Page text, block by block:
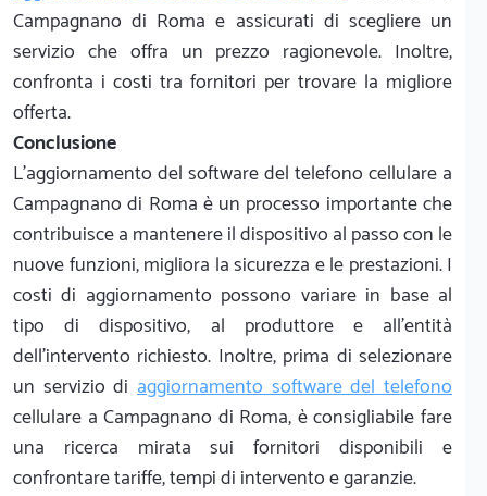
Campagnano di Roma e assicurati di scegliere un
servizio che offra un prezzo ragionevole. Inoltre,
confronta i costi tra fornitori per trovare la migliore
offerta.
Conclusione
L'aggiornamento del software del telefono cellulare a
Campagnano di Roma è un processo importante che
contribuisce a mantenere il dispositivo al passo con le
nuove funzioni, migliora la sicurezza e le prestazioni. I
costi di aggiornamento possono variare in base al
tipo di dispositivo, al produttore e all'entità
dell'intervento richiesto. Inoltre, prima di selezionare
un servizio di aggiornamento software del telefono
cellulare a Campagnano di Roma, è consigliabile fare
una ricerca mirata sui fornitori disponibili e
confrontare tariffe, tempi di intervento e garanzie.